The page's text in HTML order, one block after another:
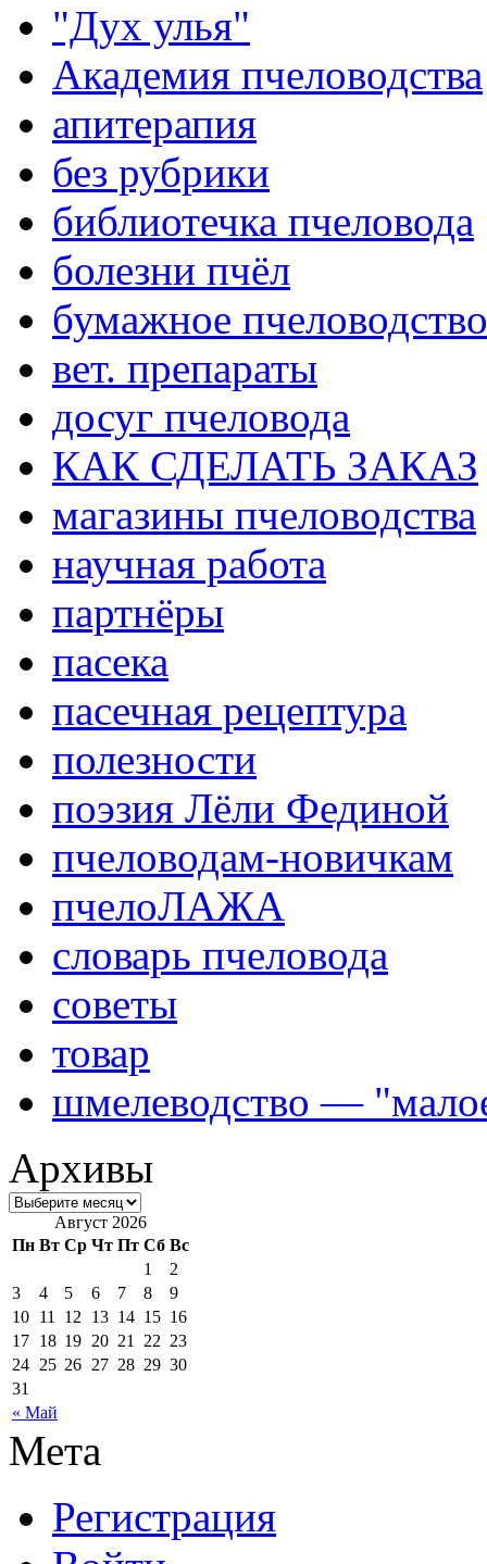
"Дух улья"
Академия пчеловодства
апитерапия
без рубрики
библиотечка пчеловода
болезни пчёл
бумажное пчеловодство
вет. препараты
досуг пчеловода
КАК СДЕЛАТЬ ЗАКАЗ
магазины пчеловодства
научная работа
партнёры
пасека
пасечная рецептура
полезности
поэзия Лёли Фединой
пчеловодам-новичкам
пчелоЛАЖА
словарь пчеловода
советы
товар
шмелеводство —
Архивы
Август 2026
Пн Вт Ср Чт Пт Сб Вс
« Май
1
2
3
4 5 6 7 8
9
10 11 12 13 14 15 16
17 18 19 20 21 22 23
24 25 26 27 28 29 30
31
Мета
Регистрация